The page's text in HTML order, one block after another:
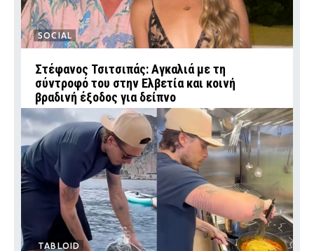
SOCIAL
Στέφανος Τσιτσιπάς: Αγκαλιά με τη
σύντροφό του στην Ελβετία και κοινή
βραδινή έξοδος για δείπνο
TABLOID